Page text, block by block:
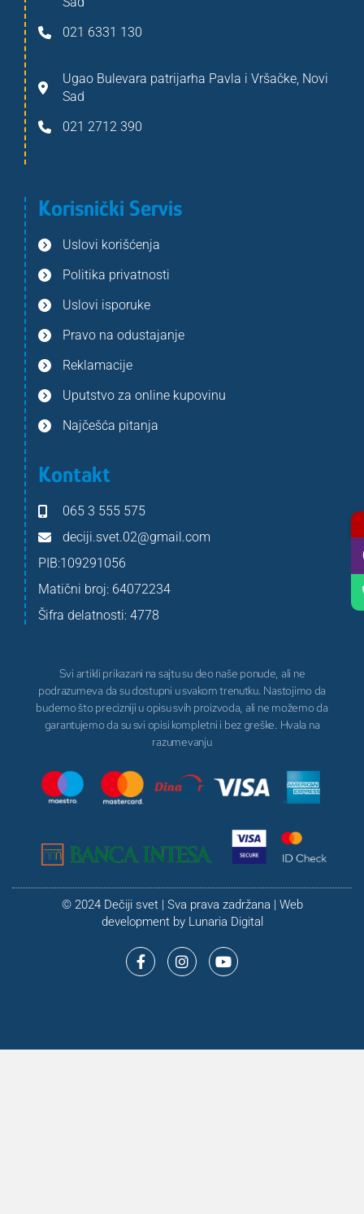
021 6331 130
Ugao Bulevara patrijarha Pavla i Vršačke, Novi
Sad
021 2712 390
Korisnički Servis
Uslovi korišćenja
Politika privatnosti
Uslovi isporuke
Pravo na odustajanje
Reklamacije
Uputstvo za online kupovinu
Najčešća pitanja
Kontakt
065 3 555 575
deciji.svet.02@gmail.com
PIB:109291056
Matični broj: 64072234
Šifra delatnosti: 4778
Svi artikli prikazani na sajtu su deo naše ponude, ali ne
podrazumeva da su dostupni u svakom trenutku. Nastojimo da
budemo što precizniji u opisu svih proizvoda, ali ne možemo da
garantujemo da su svi opisi kompletni i bez greške. Hvala na
razumevanju
© 2024 Dečiji svet | Sva prava zadržana | Web
development by Lunaria Digital